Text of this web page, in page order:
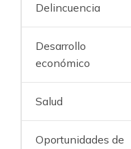
Delincuencia
Desarrollo
económico
Salud
Oportunidades de